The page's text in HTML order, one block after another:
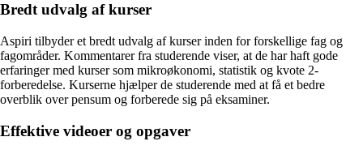
Bredt udvalg af kurser
Aspiri tilbyder et bredt udvalg af kurser inden for forskellige fag og
fagområder. Kommentarer fra studerende viser, at de har haft gode
erfaringer med kurser som mikroøkonomi, statistik og kvote 2-
forberedelse. Kurserne hjælper de studerende med at få et bedre
overblik over pensum og forberede sig på eksaminer.
Effektive videoer og opgaver